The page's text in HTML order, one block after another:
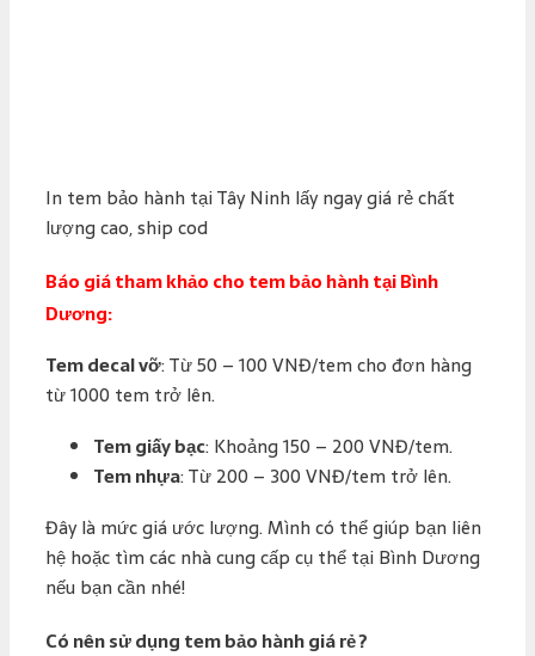
In tem bảo hành tại Tây Ninh lấy ngay giá rẻ chất
lượng cao, ship cod
Báo giá tham khảo cho tem bảo hành tại Bình
Dương:
Tem decal vỡ: Từ 50 – 100 VNĐ/tem cho đơn hàng
từ 1000 tem trở lên.
Tem giấy bạc: Khoảng 150 – 200 VNĐ/tem.
Tem nhựa: Từ 200 – 300 VNĐ/tem trở lên.
Đây là mức giá ước lượng. Mình có thể giúp bạn liên
hệ hoặc tìm các nhà cung cấp cụ thể tại Bình Dương
nếu bạn cần nhé!
Có nên sử dụng tem bảo hành giá rẻ ?